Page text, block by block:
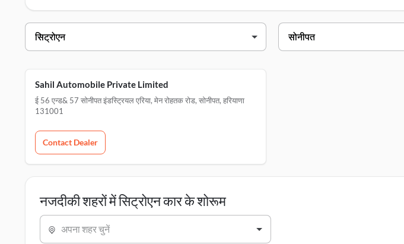
sahil automobile private limited ई 56 एन्ड& 57 सोनीपत
Sahil Automobile Private Limited
ई 56 एन्ड& 57 सोनीपत इंडस्ट्रियल एरिया, मेन रोहतक रोड, सोनीपत, हरियाणा
131001
Contact Dealer
नजदीकी शहरों में सिट्रोएन कार के शोरूम
अपना शहर चुनें